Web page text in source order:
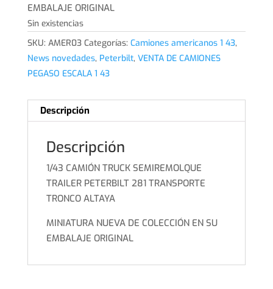
EMBALAJE ORIGINAL
Sin existencias
SKU: AMER03 Categorías: Camiones americanos 1 43,
News novedades, Peterbilt, VENTA DE CAMIONES
PEGASO ESCALA 1 43
Descripción
Descripción
1/43 CAMIÓN TRUCK SEMIREMOLQUE
TRAILER PETERBILT 281 TRANSPORTE
TRONCO ALTAYA
MINIATURA NUEVA DE COLECCIÓN EN SU
EMBALAJE ORIGINAL